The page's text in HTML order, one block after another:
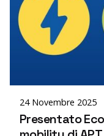
Posted by
24 Novembre 2025
Presentato